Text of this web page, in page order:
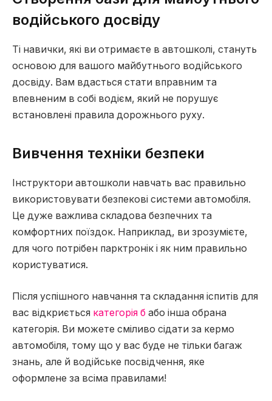
водійського досвіду
Ті навички, які ви отримаєте в автошколі, стануть
основою для вашого майбутнього водійського
досвіду. Вам вдасться стати вправним та
впевненим в собі водієм, який не порушує
встановлені правила дорожнього руху.
Вивчення техніки безпеки
Інструктори автошколи навчать вас правильно
використовувати безпекові системи автомобіля.
Це дуже важлива складова безпечних та
комфортних поїздок. Наприклад, ви зрозумієте,
для чого потрібен парктронік і як ним правильно
користуватися.
Після успішного навчання та складання іспитів для
вас відкриється категорія б або інша обрана
категорія. Ви можете сміливо сідати за кермо
автомобіля, тому що у вас буде не тільки багаж
знань, але й водійське посвідчення, яке
оформлене за всіма правилами!